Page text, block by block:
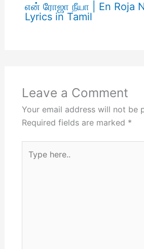
என் ரோஜா நீயா | En Roja
Lyrics in Tamil
Leave a Comment
Your email address will not be
Required fields are marked *
here..